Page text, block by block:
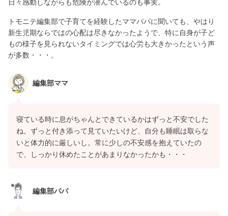
日々感動しながらも危険が潜んでいるのも事実。
トモニテ編集部で子育てを経験したママパパに聞いても、やはり
新生児期ならではの心配は尽きなかったようで、特に自身が子ど
もの様子を見られないタイミングでは心労も大きかったという声
が多数・・・。
編集部ママ
寝ている時に息がちゃんとできているかはずっと不安でした
ね。ずっと付き添って見ていたいけど、自分も睡眠は取らな
いと体力的に厳しいし。常に少しの不安感を抱えていたの
で、しっかり休めたことがあまりなかったかも・・・
編集部パパ